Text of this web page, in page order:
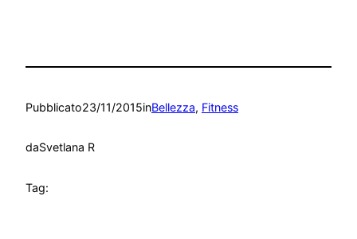
Pubblicato23/11/2015inBellezza, Fitness
daSvetlana R
Tag: